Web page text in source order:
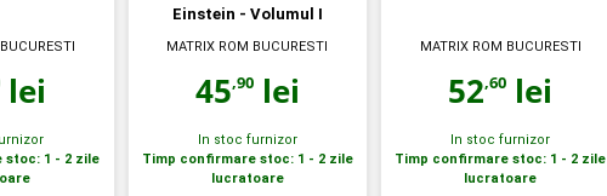
lei
stoc: 1 - 2 zile
Einstein - Volumul I
MATRIX ROM BUCURESTI
45,90lei
In stoc furnizor
Timp confirmare stoc: 1 - 2 zile
lucratoare
MATRIX ROM BUCURESTI
52,60 lei
In stoc furnizor
Timp confirmare stoc: 1 - 2 zile
lucratoare